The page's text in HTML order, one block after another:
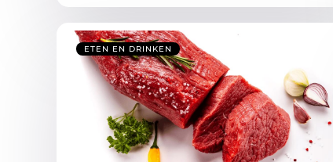
ETEN EN DRINKEN